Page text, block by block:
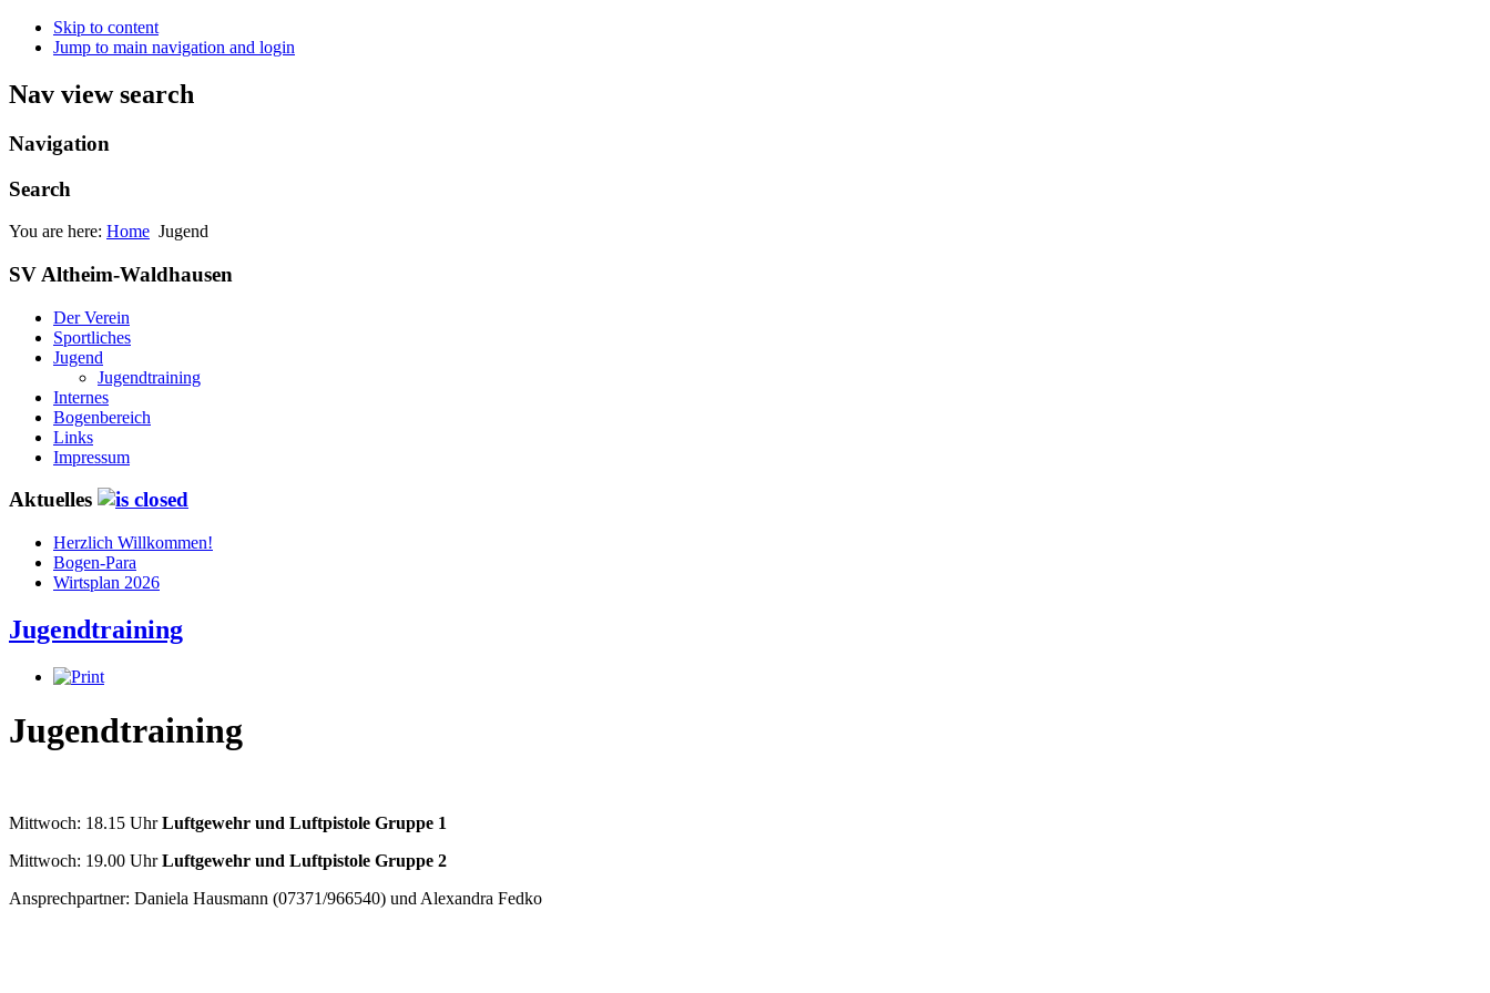
Skip to content
Jump to main navigation and login
Nav view search
Navigation
Search
You are here: Home Jugend
SV Altheim-Waldhausen
Der Verein
Sportliches
Jugend
Jugendtraining
Internes
Bogenbereich
Links
Impressum
Aktuelles
Herzlich Willkommen!
Bogen-Para
Wirtsplan 2026
Jugendtraining
Jugendtraining
Mittwoch: 18.15 UhrLuftgewehr und Luftpistole Gruppe 1
Mittwoch: 19.00 UhrLuftgewehr und Luftpistole Gruppe 2
Ansprechpartner: Daniela Hausmann (07371/966540) und Alexandra Fedko